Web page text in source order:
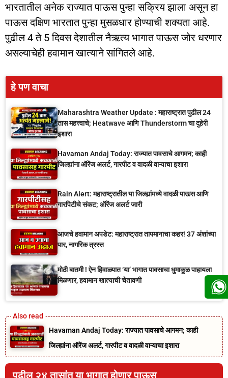
भारतातील अनेक राज्यात पाऊस पुन्हा सक्रिय झाला असून हा
पाऊस दक्षिण भारतात पुन्हा मुसळधार होण्याची शक्यता आहे.
पुढील 4 ते 5 दिवस देशातील नैऋत्य भागात पाऊस जोर धरणार
असल्याचेही हवामान खात्याने सांगितले आहे.
हे पण वाचा
Maharashtra Weather Update : महाराष्ट्रात पुढील 24
तास महत्त्वाचे; Heatwave आणि Thunderstorm चा दुहेरी
इशारा
Havaman Andaj Today: राज्यात पावसाचे आगमन; काही
जिल्ह्यांना ऑरेंज अलर्ट, गारपीट व वादळी वाऱ्याचा इशारा
Rain Alert: महाराष्ट्रातील या जिल्ह्यांमध्ये वादळी पाऊस आणि
गारपिटीचे संकट; ऑरेंज अलर्ट जारी
आजचे हवामान अपडेट: महाराष्ट्रात तापमानाचा कहर! 37 अंशांच्या
पार, नागरिक त्रस्त
मोठी बातमी ! ऐन हिवाळ्यात ‘या’ भागात पावसाचा धुमाकूळ पाहायला
मिळणार, हवामान खात्याची चेतावणी
Havaman Andaj Today: राज्यात पावसाचे आगमन; काही
जिल्ह्यांना ऑरेंज अलर्ट, गारपीट व वादळी वाऱ्याचा इशारा